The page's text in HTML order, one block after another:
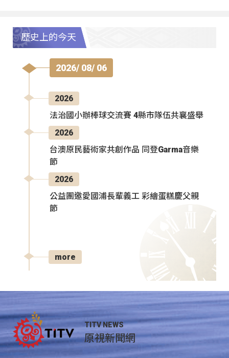
歷史上的今天
2026/ 08/ 06
2026
法治國小辦棒球交流賽 4縣市隊伍共襄盛舉
2026
台澳原民藝術家共創作品 同登Garma音樂
節
2026
公益團邀愛國浦長輩義工 彩繪蛋糕慶父親
節
more
TITV NEWS
原視新聞網